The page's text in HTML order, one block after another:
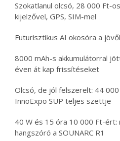
Szokatlanul olcsó, 28 000 Ft-
kijelzővel, GPS, SIM-mel
Futurisztikus AI okosóra a
8000 mAh-s akkumulátorral
éven át kap frissítéseket
Olcsó, de jól felszerelt: 44
InnoExpo SUP teljes szettje
40 W és 15 óra 10 000 Ft-ért:
hangszóró a SOUNARC R1